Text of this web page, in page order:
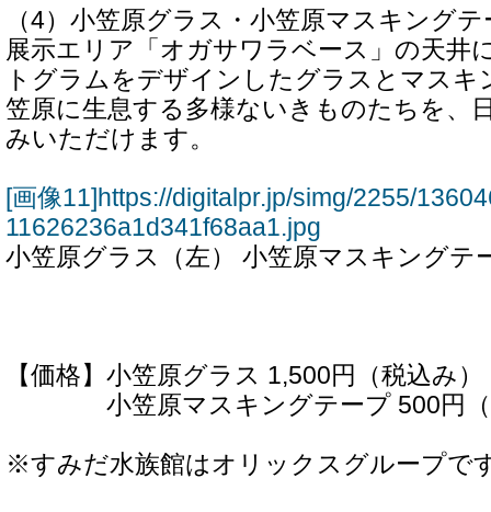
（4）小笠原グラス・小笠原マスキングテ
展示エリア「オガサワラベース」の天井
トグラムをデザインしたグラスとマスキ
笠原に生息する多様ないきものたちを、
みいただけます。
[画像11]https://digitalpr.jp/simg/2255/
11626236a1d341f68aa1.jpg
小笠原グラス（左） 小笠原マスキングテ
【価格】小笠原グラス 1,500円（税込み）
小笠原マスキングテープ 500円（
※すみだ水族館はオリックスグループで